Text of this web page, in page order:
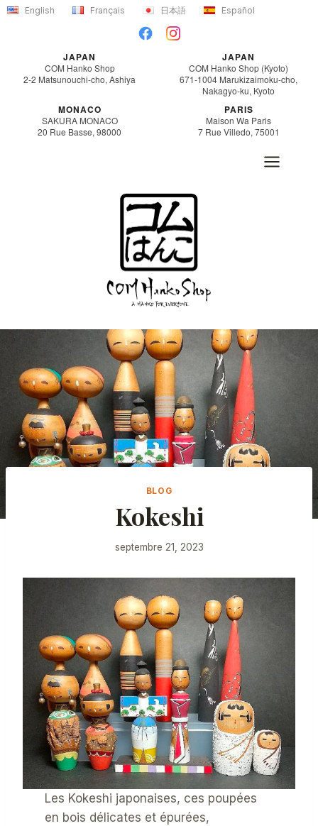
Aller
English Français 日本語 Español
JAPAN
COM Hanko Shop
2-2 Matsunouchi-cho, Ashiya
JAPAN
COM Hanko Shop (Kyoto)
671-1004 Marukizaimoku-cho,
Nakagyo-ku, Kyoto
MONACO
SAKURA MONACO
20 Rue Basse, 98000
PARIS
Maison Wa Paris
7 Rue Villedo, 75001
BLOG
Kokeshi
septembre 21, 2023
Les Kokeshi japonaises, ces poupées
en bois délicates et épurées,